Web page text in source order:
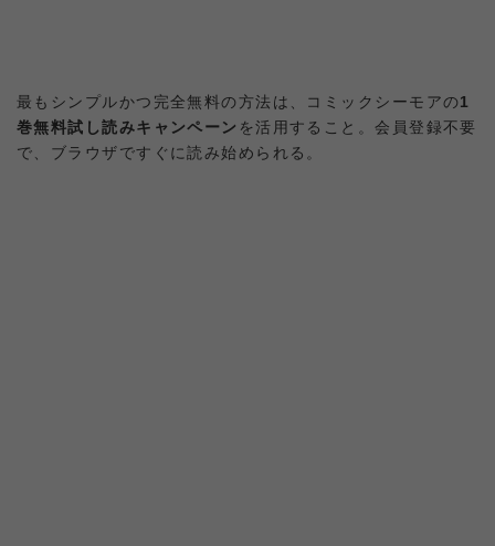
最もシンプルかつ完全無料の方法は、コミックシーモアの1
巻無料試し読みキャンペーン を活用すること。会員登録不要
で、ブラウザですぐに読み始められる。